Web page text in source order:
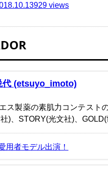
929 views
代 (etsuyo_imoto)
ス製薬の素肌力コンテスト
)、STORY(光文社)、GOLD(
用者モデル出演！